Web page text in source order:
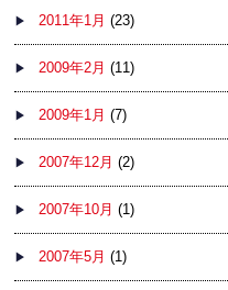
2011年1月 (23)
2009年2月 (11)
2009年1月 (7)
2007年12月 (2)
2007年10月 (1)
2007年5月 (1)